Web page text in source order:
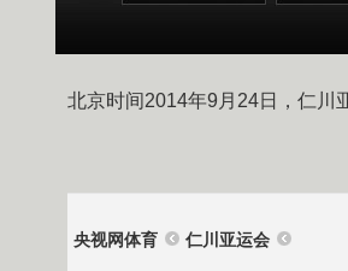
北京时间2014年9月24日，仁川
央视网体育 仁川亚运会